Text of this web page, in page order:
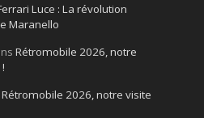
Luce : La révolution
Maranello
Rétromobile 2026, notre
Rétromobile 2026, notre visite